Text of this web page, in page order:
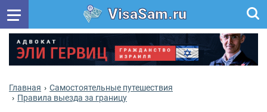
VisaSam.ru
Главная
Самостоятельные путешествия
Правила выезда за границу